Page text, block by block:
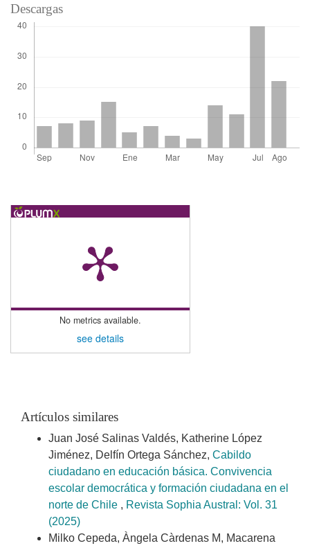
Descargas
No metrics available.
see details
Artículos similares
Juan José Salinas Valdés, Katherine López
Jiménez, Delfín Ortega Sánchez, Cabildo
ciudadano en educación básica. Convivencia
escolar democrática y formación ciudadana en el
norte de Chile , Revista Sophia Austral: Vol. 31
(2025)
Milko Cepeda, Àngela Càrdenas M, Macarena